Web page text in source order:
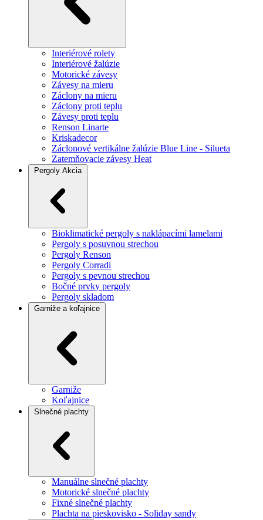
Interiérové rolety
Interiérové žalúzie
Motorické závesy
Závesy na mieru
Záclony na mieru
Záclony proti teplu
Závesy proti teplu
Renson Linarte
Kriskadecor
Záclonové vertikálne žalúzie Blue Line - Silueta
Zatemňovacie závesy Heat
Pergoly Akcia
Bioklimatické pergoly s naklápacími lamelami
Pergoly s posuvnou strechou
Pergoly Renson
Pergoly Corradi
Pergoly s pevnou strechou
Bočné prvky pergoly
Pergoly skladom
Garniže a koľajnice
Garniže
Koľajnice
Slnečné plachty
Manuálne slnečné plachty
Motorické slnečné plachty
Fixné slnečné plachty
Plachta na pieskovisko - Soliday sandy